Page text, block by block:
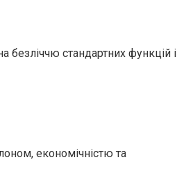
стандартних функцій і
економічністю та